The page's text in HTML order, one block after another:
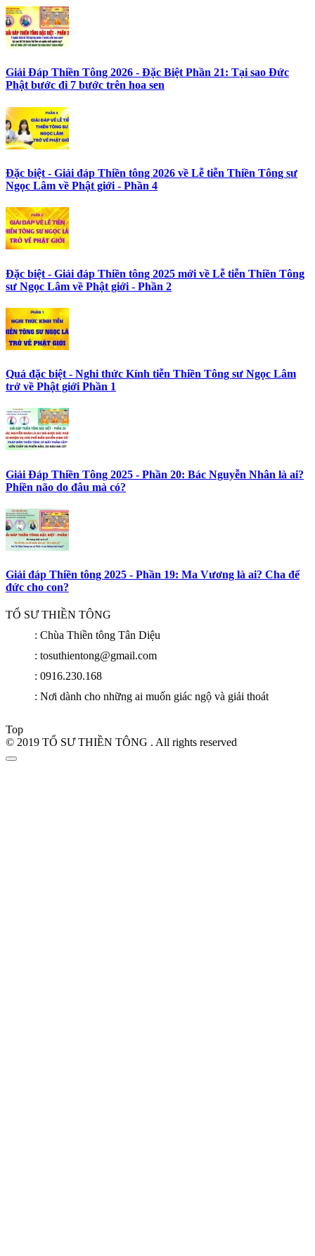
Giải Đáp Thiền Tông 2026 - Đặc Biệt Phần 21: Tại sao Đức
Phật bước đi 7 bước trên hoa sen
Đặc biệt - Giải đáp Thiền tông 2026 về Lễ tiễn Thiền Tông sư
Ngọc Lâm về Phật giới - Phần 4
Đặc biệt - Giải đáp Thiền tông 2025 mới về Lễ tiễn Thiền Tông
sư Ngọc Lâm về Phật giới - Phần 2
Quá đặc biệt - Nghi thức Kính tiễn Thiền Tông sư Ngọc Lâm
trở về Phật giới Phần 1
Giải Đáp Thiền Tông 2025 - Phần 20: Bác Nguyễn Nhân là ai?
Phiền não do đâu mà có?
Giải đáp Thiền tông 2025 - Phần 19: Ma Vương là ai? Cha để
đức cho con?
TỔ SƯ THIỀN TÔNG
: Chùa Thiền tông Tân Diệu
: tosuthientong@gmail.com
: 0916.230.168
: Nơi dành cho những ai muốn giác ngộ và giải thoát
Top
© 2019 TỔ SƯ THIỀN TÔNG . All rights reserved